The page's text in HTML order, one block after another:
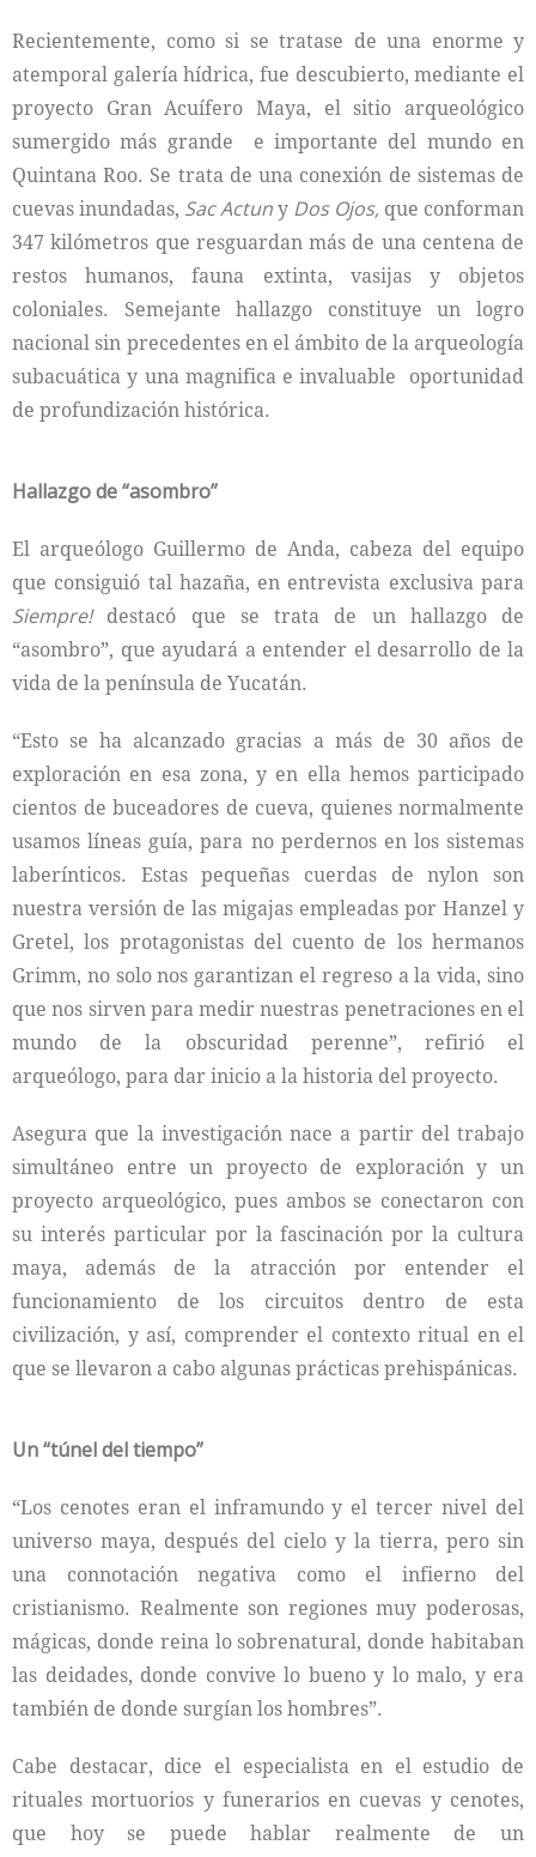
Recientemente, como si se tratase de una enorme y
atemporal galería hídrica, fue descubierto, mediante el
proyecto Gran Acuífero Maya, el sitio arqueológico
sumergido más grande e importante del mundo en
Quintana Roo. Se trata de una conexión de sistemas de
cuevas inundadas, Sac Actuny Dos Ojos, que conforman
347 kilómetros que resguardan más de una centena de
restos humanos, fauna extinta, vasijas y objetos
coloniales. Semejante hallazgo constituye un logro
nacional sin precedentes en el ámbito de la arqueología
subacuática y una magnifica e invaluable oportunidad
de profundización histórica.
Hallazgo de “asombro”
El arqueólogo Guillermo de Anda, cabeza del equipo
que consiguió tal hazaña, en entrevista exclusiva para
Siempre!destacó que se trata de un hallazgo de
“asombro”, que ayudará a entender el desarrollo de la
vida de la península de Yucatán.
“Esto se ha alcanzado gracias a más de 30 años de
exploración en esa zona, y en ella hemos participado
cientos de buceadores de cueva, quienes normalmente
usamos líneas guía, para no perdernos en los sistemas
laberínticos. Estas pequeñas cuerdas de nylon son
nuestra versión de las migajas empleadas por Hanzel y
Gretel, los protagonistas del cuento de los hermanos
Grimm, no solo nos garantizan el regreso a la vida, sino
que nos sirven para medir nuestras penetraciones en el
mundo de la obscuridad perenne”, refirió el
arqueólogo, para dar inicio a la historia del proyecto.
Asegura que la investigación nace a partir del trabajo
simultáneo entre un proyecto de exploración y un
proyecto arqueológico, pues ambos se conectaron con
su interés particular por la fascinación por la cultura
maya, además de la atracción por entender el
funcionamiento de los circuitos dentro de esta
civilización, y así, comprender el contexto ritual en el
que se llevaron a cabo algunas prácticas prehispánicas.
Un “túnel del tiempo”
“Los cenotes eran el inframundo y el tercer nivel del
universo maya, después del cielo y la tierra, pero sin
una connotación negativa como el infierno del
cristianismo. Realmente son regiones muy poderosas,
mágicas, donde reina lo sobrenatural, donde habitaban
las deidades, donde convive lo bueno y lo malo, y era
también de donde surgían los hombres”.
Cabe destacar, dice el especialista en el estudio de
rituales mortuorios y funerarios en cuevas y cenotes,
que hoy se puede hablar realmente de un